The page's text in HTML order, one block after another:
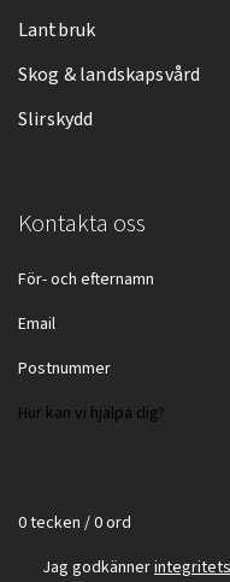
Lantbruk
Skog & landskapsvård
Slirskydd
Kontakta oss
0 tecken / 0 ord
Jag godkänner